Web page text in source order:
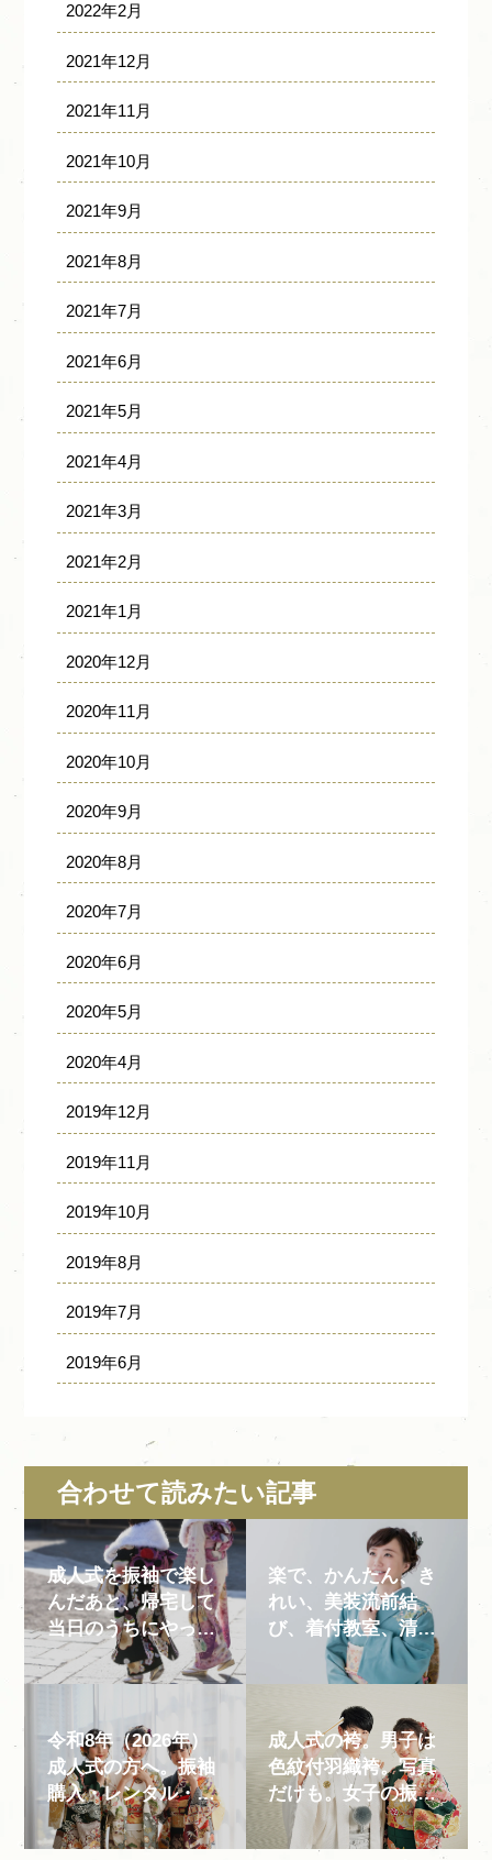
2022年2月
2021年12月
2021年11月
2021年10月
2021年9月
2021年8月
2021年7月
2021年6月
2021年5月
2021年4月
2021年3月
2021年2月
2021年1月
2020年12月
2020年11月
2020年10月
2020年9月
2020年8月
2020年7月
2020年6月
2020年5月
2020年4月
2019年12月
2019年11月
2019年10月
2019年8月
2019年7月
2019年6月
合わせて読みたい記事
成人式を振袖で楽し
んだあと、帰宅して
当日のうちにやって
おきたい簡単...
楽で、かんたん、き
れい、美装流前結
び、着付教室、清水
屋呉服店
令和8年（2026年）
成人式の方へ。振袖
購入・レンタル・マ
マ振の準備はい...
成人式の袴。男子は
色紋付羽織袴。写真
だけも。女子の振袖
でなく袴は？...